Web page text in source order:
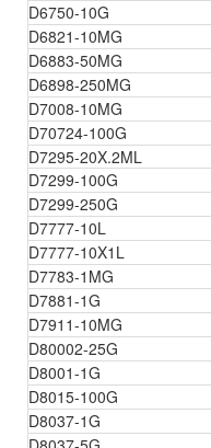
D6750-10G
D6821-10MG
D6883-50MG
D6898-250MG
D7008-10MG
D70724-100G
D7295-20X.2ML
D7299-100G
D7299-250G
D7777-10L
D7777-10X1L
D7783-1MG
D7881-1G
D7911-10MG
D80002-25G
D8001-1G
D8015-100G
D8037-1G